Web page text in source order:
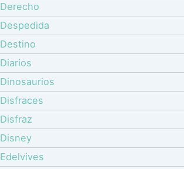
Derecho
Despedida
Destino
Diarios
Dinosaurios
Disfraces
Disfraz
Disney
Edelvives